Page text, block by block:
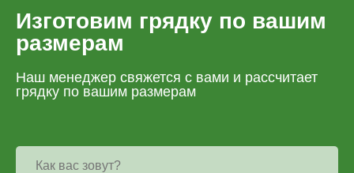
Изготовим грядку по вашим
размерам
Наш менеджер свяжется с вами и рассчитает
грядку по вашим размерам